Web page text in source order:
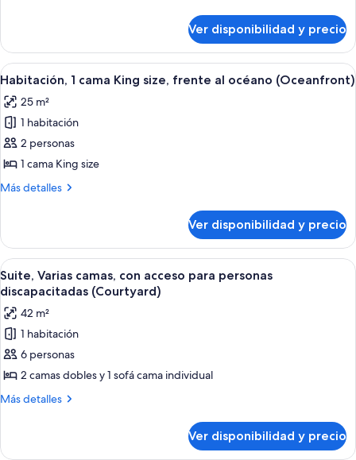
camas
dobles
(Cardozo
Courtyard)
doble,
camas
(Cardozo
Courtyard)
Ver disponibilidad y precio
Ver
todas
las
fotos
de
Habitación,
1
size,
frente
al
océano
(Oceanfront)
Un dormitorio con una cama
6
Habitación, 1 cama King size, frente al océano (Oceanfront)
25 m²
1 habitación
2 personas
1 cama King size
Más detalles
Más
1
cama
King
size,
al
océano
(Oceanfront)
Ver disponibilidad y precio
Ver
todas
las
fotos
de
Suite,
Varias
camas,
para
Habitación de hotel con dos camas,
6
Suite, Varias camas, con acceso para personas
discapacitadas (Courtyard)
42 m²
1 habitación
6 personas
2 camas dobles y 1 sofá cama individual
Más detalles
Más
Varias
Ver disponibilidad y precio